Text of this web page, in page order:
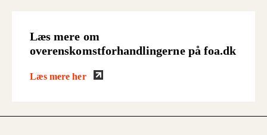
Læs mere om
overenskomstforhandlingerne på foa.dk
Læs mere her